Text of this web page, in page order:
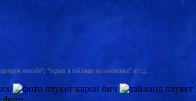
паттайи", "отдых в тайланде из казахстана" и т.д..